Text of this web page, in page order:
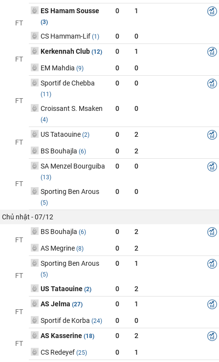
FT
ES Hamam Sousse
(3)
0 1
CS Hammam-Lif (1) 0 0
FT
Kerkennah Club (12) 0 1
EM Mahdia (9) 0 0
FT
Sportif de Chebba
(11)
0 0
Croissant S. Msaken
(4)
0 0
FT
US Tataouine (2) 0 2
BS Bouhajla (6) 0 2
FT
SA Menzel Bourguiba
(13)
0 0
Sporting Ben Arous
(5)
0 0
Chủ nhật - 07/12
FT
BS Bouhajla (6) 0 2
AS Megrine (8) 0 2
FT
Sporting Ben Arous
(5)
0 1
US Tataouine (2) 0 2
FT
AS Jelma (27) 0 1
Sportif de Korba (24) 0 0
FT
AS Kasserine (18) 0 2
CS Redeyef (25) 0 1